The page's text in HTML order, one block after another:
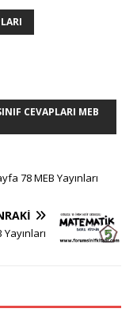
CEVAPLARI MEB
78 MEB Yayınları